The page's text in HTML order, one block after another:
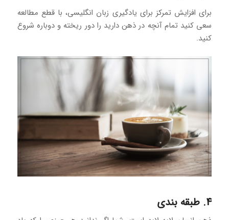
برای افزایش تمرکز برای یادگیری زبان انگلیسی، با قطع مطالعه
سعی کنید تمام آنچه در ذهن دارید را دور ریخته و دوباره شروع
کنید.
4. طبقه بندی